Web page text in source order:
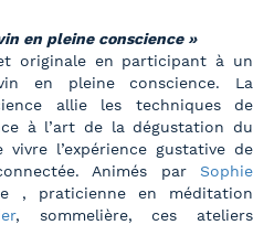
en pleine conscience »
originale en participant à un
en pleine conscience. La
allie les techniques de
à l’art de la dégustation du
l’expérience gustative de
Animés par Sophie
, praticienne en méditation
, sommelière, ces ateliers